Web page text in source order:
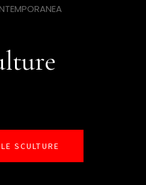
SCULTURE